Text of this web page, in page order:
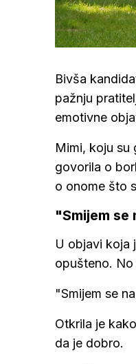
Upali
zvuk
Loaded
Bivša
pažnju
emotivne
Mimi, koju su
govorila o
o onome što
"Smijem se
U objavi koja
opušteno.
"Smijem se
Otkrila je
da je dobro.